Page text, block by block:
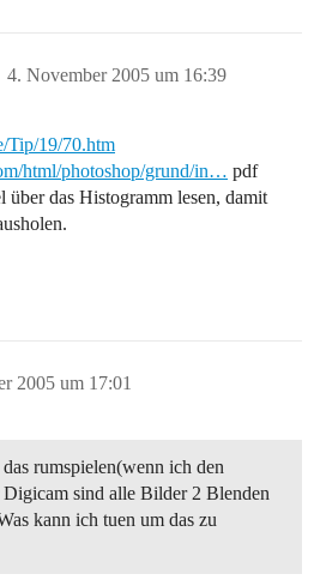
4. November 2005 um 16:39
Tip/19/70.htm
html/photoshop/grund/in… pdf
das Histogramm lesen, damit
2005 um 17:01
rumspielen(wenn ich den
sind alle Bilder 2 Blenden
kann ich tuen um das zu